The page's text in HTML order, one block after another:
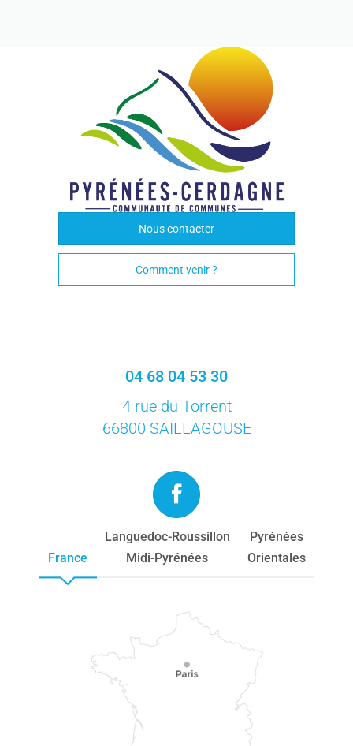
Nous contacter
Comment venir ?
04 68 04 53 30
4 rue du Torrent
66800 SAILLAGOUSE
France
Languedoc-Roussillon
Midi-Pyrénées
Pyrénées
Orientales